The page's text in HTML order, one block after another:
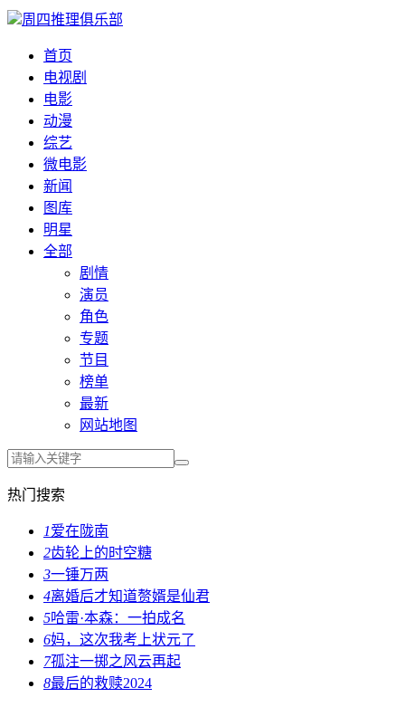
周四推理俱乐部
首页
电视剧
电影
动漫
综艺
微电影
新闻
图库
明星
全部
剧情
演员
角色
专题
节目
榜单
最新
网站地图
热门搜索
1爱在陇南
2齿轮上的时空糖
3一锤万两
4离婚后才知道赘婿是仙君
5哈雷·本森：一拍成名
6妈，这次我考上状元了
7孤注一掷之风云再起
8最后的救赎2024